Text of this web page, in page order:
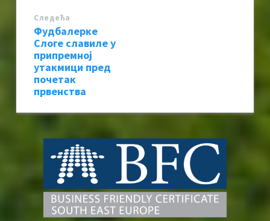
Следећa
Фудбалерке
Слоге славиле у
припремној
утакмици пред
почетак
првенства